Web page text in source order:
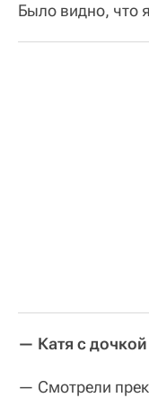
Было видно, что
— Катя с
— Смотрели